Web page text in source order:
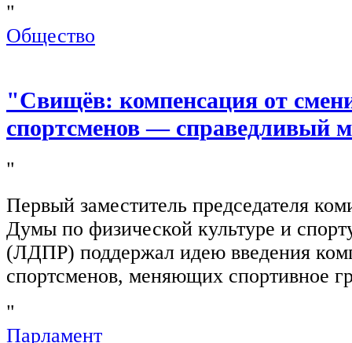
"
Общество
"Свищёв: компенсация от
спортсменов — справедливый
"
Первый заместитель председателя
Думы по физической культуре и
(ЛДПР) поддержал идею введения
спортсменов, меняющих спортивное
"
Парламент